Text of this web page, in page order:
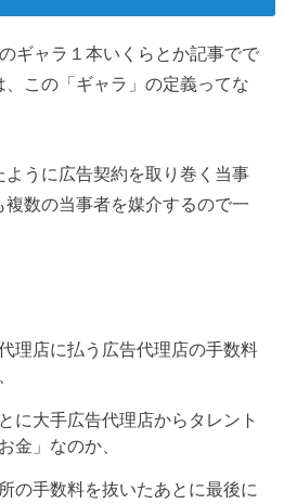
ギャラ１本いくらとか記事でで
、この「ギャラ」の定義ってな
ように広告契約を取り巻く当事
数の当事者を媒介するので一
理店に払う広告代理店の手数料
に大手広告代理店からタレント
金」なのか、
の手数料を抜いたあとに最後に